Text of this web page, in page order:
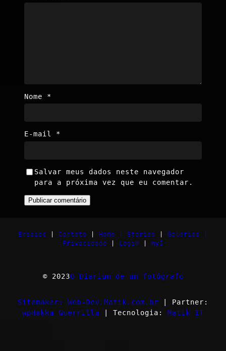
Nome *
E-mail *
Salvar meus dados neste navegador
para a próxima vez que eu comentar.
Ensaios Contato Home | Stories
Galerias |
Privacidade
Login myI
© 2023O Diarium de um fotógrafo
Sitemaker: Web-Dev.Matik.com.br | Partner:
wpHakka Guerrilla | Tecnologia: Matik IT